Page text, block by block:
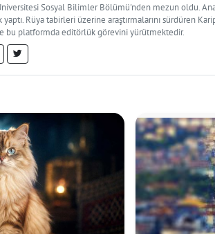
Sosyal Bilimler Bölümü'nden mezun oldu.
Rüya tabirleri üzerine araştırmalarını sürdüren
bu platformda editörlük görevini yürütmektedir.